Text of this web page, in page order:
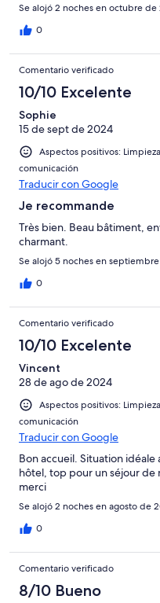
Se alojó 2 noches en octubre
0
Comentario verificado
10/10 Excelente
Sophie
15 de sept de 2024
Aspectos positivos:
comunicación
Traducir con Google
Je recommande
Très bien. Beau bâtiment,
charmant.
Se alojó 5 noches en
0
Comentario verificado
10/10 Excelente
Vincent
28 de ago de 2024
Aspectos positivos:
comunicación
Traducir con Google
Bon accueil. Situation
hôtel, top pour un séjour de
merci
Se alojó 2 noches en agosto de
0
Comentario verificado
8/10 Bueno